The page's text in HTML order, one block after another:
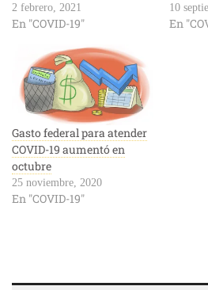
2 febrero, 2021
En "COVID-19"
10
En
Gasto federal para atender
COVID-19 aumentó en
octubre
25 noviembre, 2020
En "COVID-19"